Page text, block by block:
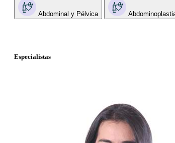
Abdominal y Pélvica
Especialistas